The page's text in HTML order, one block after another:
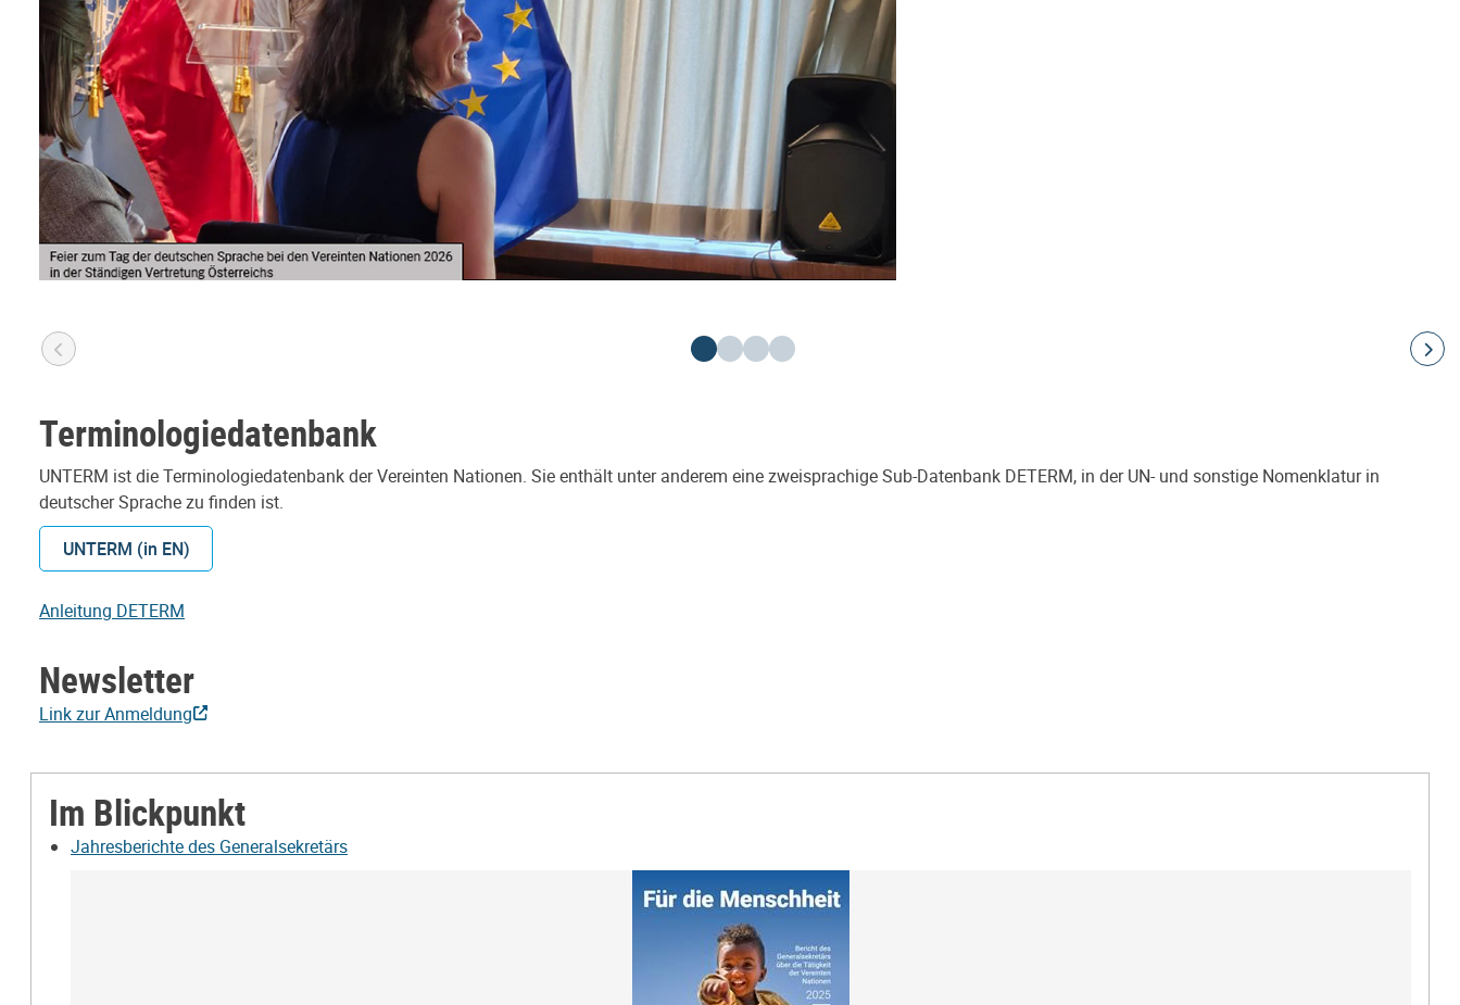
Terminologiedatenbank
UNTERM ist die Terminologiedatenbank der Vereinten Nationen. Sie enthält unter anderem eine zweisprachige Sub-Datenbank DETERM, in der UN- und sonstige Nomenklatur in
deutscher Sprache zu finden ist.
UNTERM (in EN)
Anleitung DETERM
Newsletter
Link zur Anmeldung
Im Blickpunkt
Jahresberichte des Generalsekretärs